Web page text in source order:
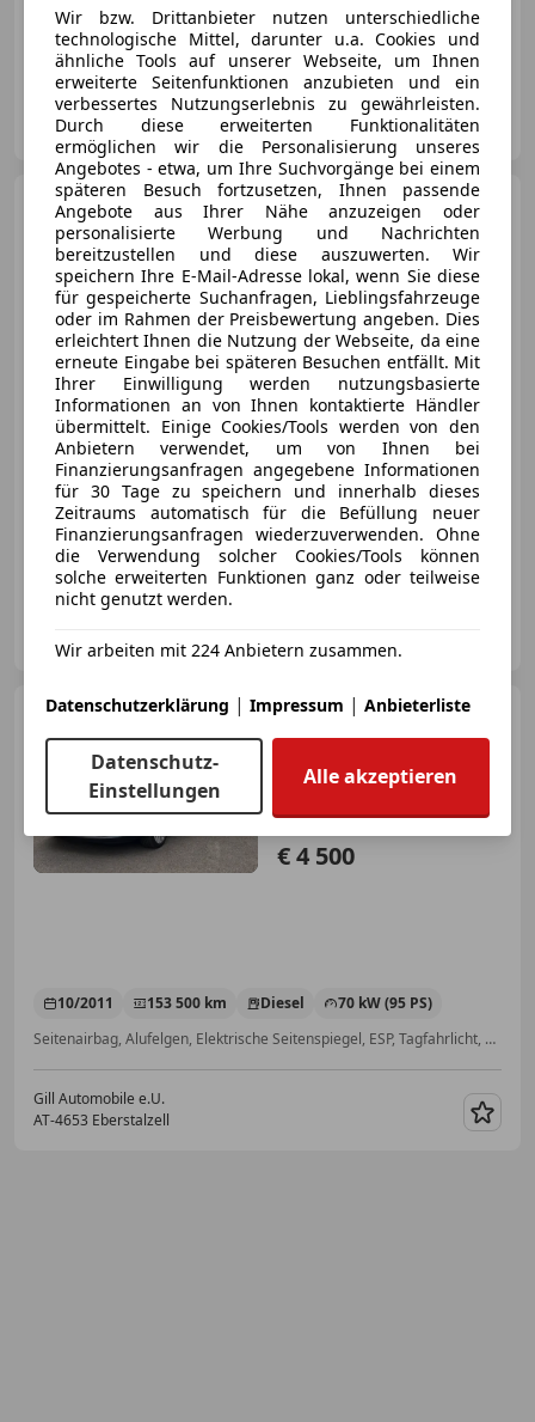
112 kW (152 PS)
Finazierung ohne Anzahlung möglich!
motioncars gmbh
AT-8301 Kainbach bei Graz
Ford Kuga2.5 Duratec PHEV
ST-Line X Aut LED RADAR
€ 20 990
12/2022 74 298 km
Elektro/Benzin
112 kW (152 PS)
AT-9220 Lind ob Velden
Ford FiestaTitanium 1.6
TDCi
€ 4 500
10/2011 153 500 km Diesel
70 kW (95 PS)
Seitenairbag, Alufelgen, Elektrische Seitenspiegel, ESP, Tagfahrlicht, Spoiler, Isofix, ABS
Gill Automobile e.U.
AT-4653 Eberstalzell
Wir bzw. Drittanbieter nutzen unterschiedliche
technologische Mittel, darunter u.a. Cookies und
ähnliche Tools auf unserer Webseite, um Ihnen
erweiterte Seitenfunktionen anzubieten und ein
verbessertes Nutzungserlebnis zu gewährleisten.
Durch diese erweiterten Funktionalitäten
ermöglichen wir die Personalisierung unseres
Angebotes - etwa, um Ihre Suchvorgänge bei einem
späteren Besuch fortzusetzen, Ihnen passende
Angebote aus Ihrer Nähe anzuzeigen oder
personalisierte Werbung und Nachrichten
bereitzustellen und diese auszuwerten. Wir
speichern Ihre E-Mail-Adresse lokal, wenn Sie diese
für gespeicherte Suchanfragen, Lieblingsfahrzeuge
oder im Rahmen der Preisbewertung angeben. Dies
erleichtert Ihnen die Nutzung der Webseite, da eine
erneute Eingabe bei späteren Besuchen entfällt. Mit
Ihrer Einwilligung werden nutzungsbasierte
Informationen an von Ihnen kontaktierte Händler
übermittelt. Einige Cookies/Tools werden von den
Anbietern verwendet, um von Ihnen bei
Finanzierungsanfragen angegebene Informationen
für 30 Tage zu speichern und innerhalb dieses
Zeitraums automatisch für die Befüllung neuer
Finanzierungsanfragen wiederzuverwenden. Ohne
die Verwendung solcher Cookies/Tools können
solche erweiterten Funktionen ganz oder teilweise
nicht genutzt werden.
Wir arbeiten mit 224 Anbietern zusammen.
Datenschutzerklärung | Impressum | Anbieterliste
Datenschutz-
Einstellungen
Alle akzeptieren